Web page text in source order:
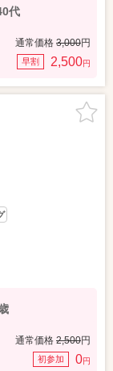
代
通常価格 3,000円
早割 2,500円
通常価格 2,500円
初参加 0円